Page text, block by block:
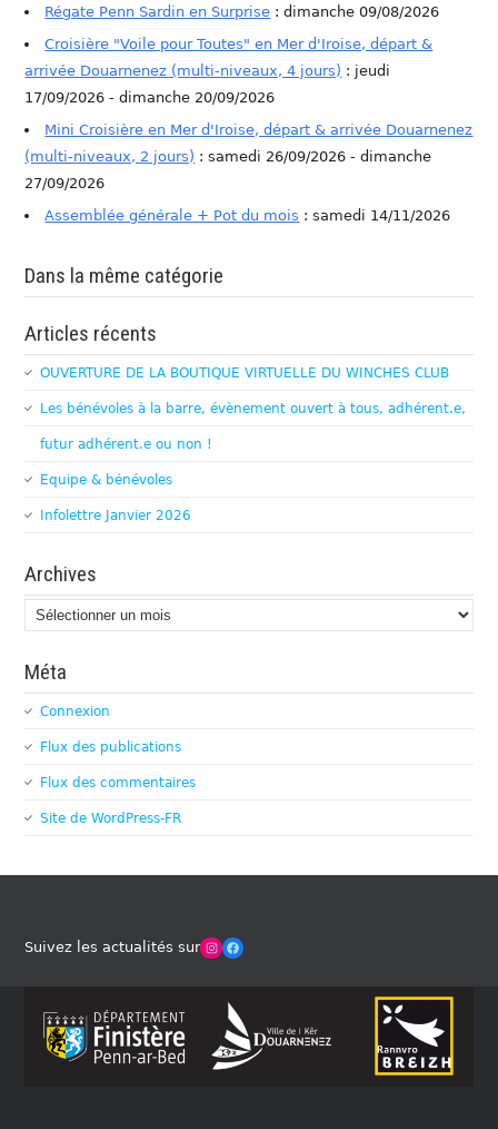
Régate Penn Sardin en Surprise : dimanche 09/08/2026
Croisière "Voile pour Toutes" en Mer d'Iroise, départ &
arrivée Douarnenez (multi-niveaux, 4 jours) : jeudi
17/09/2026 - dimanche 20/09/2026
Mini Croisière en Mer d'Iroise, départ & arrivée Douarnenez
(multi-niveaux, 2 jours) : samedi 26/09/2026 - dimanche
27/09/2026
Assemblée générale + Pot du mois : samedi 14/11/2026
Dans la même catégorie
Articles récents
OUVERTURE DE LA BOUTIQUE VIRTUELLE DU WINCHES CLUB
Les bénévoles à la barre, évènement ouvert à tous, adhérent.e,
futur adhérent.e ou non !
Equipe & bénévoles
Infolettre Janvier 2026
Archives
Archives
Méta
Connexion
Flux des publications
Flux des commentaires
Site de WordPress-FR
Suivez les actualités surWinches Club OfficielFacebook